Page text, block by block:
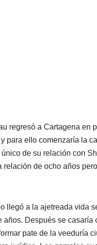
regresó a Cartagena en
para ello comenzaría la
de su relación con
relación de ocho años
llegó a la ajetreada vida
años. Después se
pate de la veeduría